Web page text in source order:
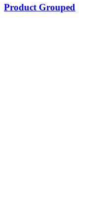
Product Grouped